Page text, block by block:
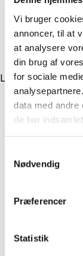
Vi bruger
annoncer, til at
at analysere
din brug af
for sociale
data med andre
de har
Nødvendig
Præferencer
Statistik
Varme
Vand,
Øvrige
Nyt fra
Lignende artikler